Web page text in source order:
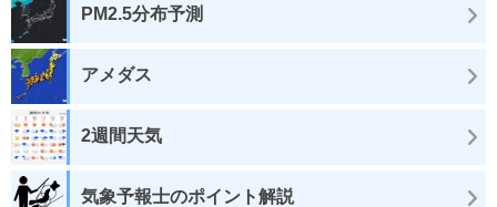
PM2.5分布予測
アメダス
2週間天気
気象予報士のポイント解説